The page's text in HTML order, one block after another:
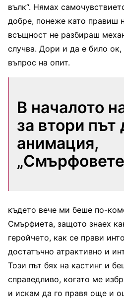
вълк“. Нямах
добре, понеже като правиш
всъщност не разбираш
случва. Дори и да е било
въпрос на опит.
В началото
за втори път
анимация,
където вече ми беше по-
Смърфиета, защото знаех
геройчето, как се прави
достатъчно атрактивно и
Този път бях на кастинг и
справедливо, когато ме
и искам да го правя още и